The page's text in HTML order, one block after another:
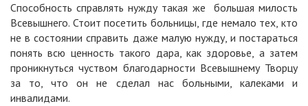
Способность справлять нужду такая же большая милость
Всевышнего. Стоит посетить больницы, где немало тех, кто
не в состоянии справить даже малую нужду, и постараться
понять всю ценность такого дара, как здоровье, а затем
проникнуться чуством благодарности Всевышнему Творцу
за то, что он не сделал нас больными, калеками и
инвалидами.